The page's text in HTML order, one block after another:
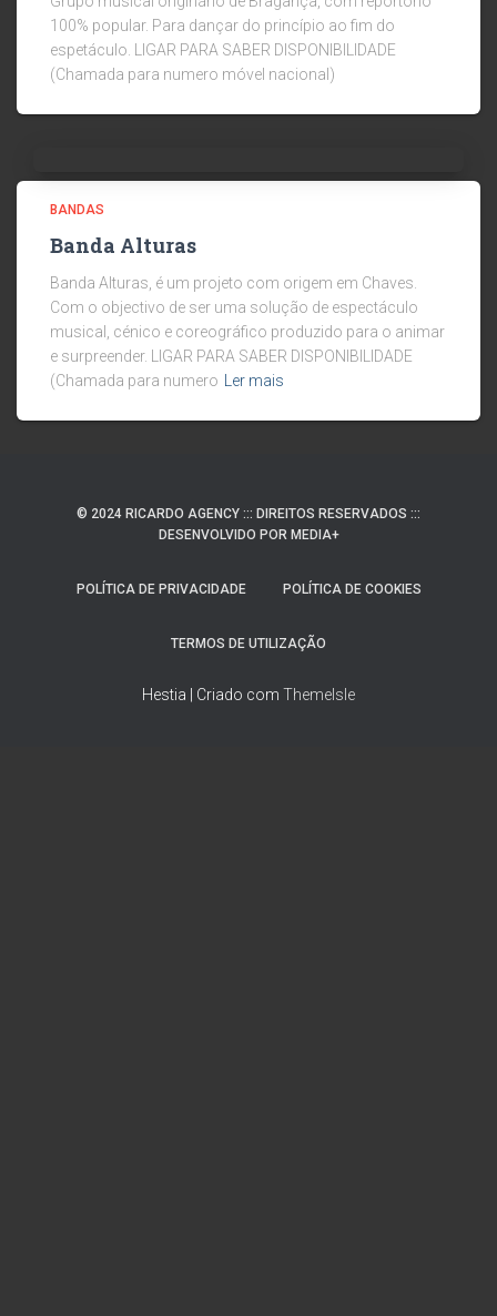
100% popular. Para dançar do princípio ao fim do
espetáculo. LIGAR PARA SABER DISPONIBILIDADE
(Chamada para numero móvel nacional)
BANDAS
Banda Alturas
Banda Alturas, é um projeto com origem em Chaves.
Com o objectivo de ser uma solução de espectáculo
musical, cénico e coreográfico produzido para o animar
e surpreender. LIGAR PARA SABER DISPONIBILIDADE
(Chamada para numero
Ler mais
© 2024 RICARDO AGENCY ::: DIREITOS RESERVADOS :::
DESENVOLVIDO POR MEDIA+
POLÍTICA DE PRIVACIDADE POLÍTICA DE COOKIES
TERMOS DE UTILIZAÇÃO
Hestia | Criado com ThemeIsle